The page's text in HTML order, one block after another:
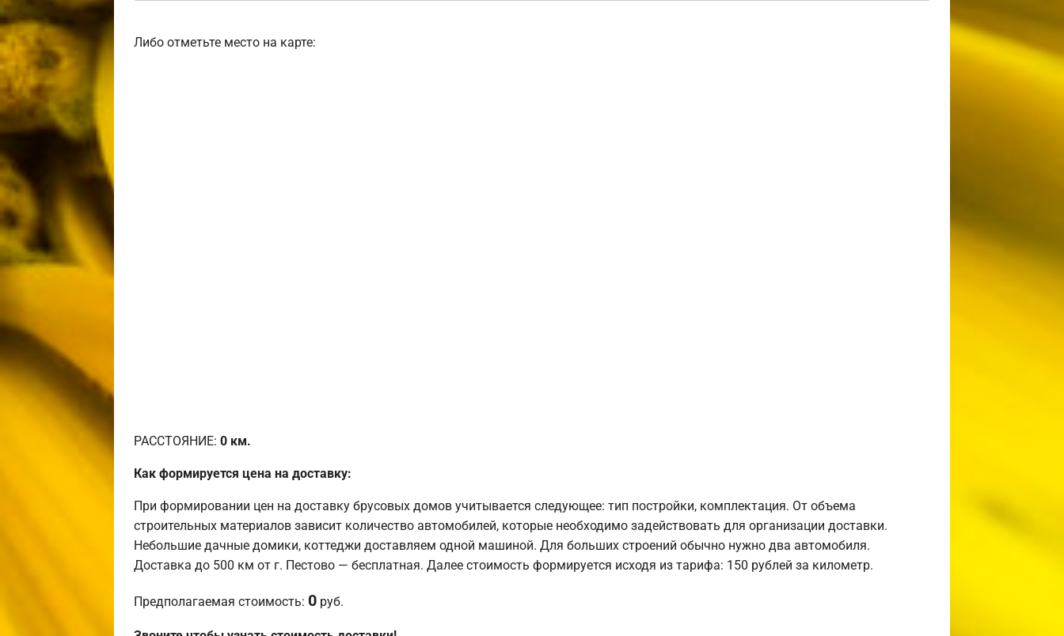
Либо отметьте место на карте:
РАССТОЯНИЕ: 0 км.
Как формируется цена на доставку:
При формировании цен на доставку брусовых домов учитывается следующее: тип постройки, комплектация. От объема
строительных материалов зависит количество автомобилей, которые необходимо задействовать для организации доставки.
Небольшие дачные домики, коттеджи доставляем одной машиной. Для больших строений обычно нужно два автомобиля.
Доставка до 500 км от г. Пестово — бесплатная. Далее стоимость формируется исходя из тарифа: 150 рублей за километр.
Предполагаемая стоимость: 0 руб.